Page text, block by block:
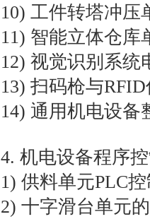
10) 工件转塔冲压
11) 智能立体仓库
12) 视觉识别系统
13) 扫码枪与
14) 通用机电设备
4. 机电设备程序
1) 供料单元PLC
2) 十字滑台单元